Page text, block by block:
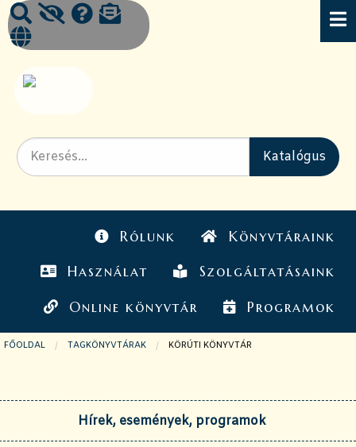
Rólunk Könyvtáraink
Használat Szolgáltatásaink
Online könyvtár Programok
FŐOLDAL TAGKÖNYVTÁRAK JELENLEGI OLDAL:
KÖRÚTI KÖNYVTÁR
Hírek, események, programok